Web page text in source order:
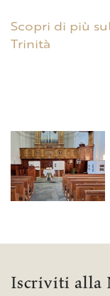
Scopri di più
Trinità
Iscriviti alla